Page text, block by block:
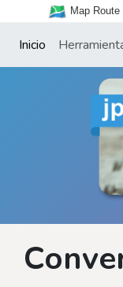
Map Route
Inicio